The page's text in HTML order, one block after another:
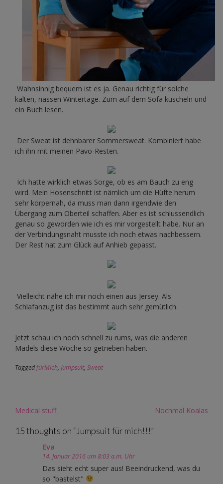
Wahnsinnig bequem ist es ja. Genau richtig für solche
kalten, nassen Wintertage. Zum auf dem Sofa kuscheln und
ein Buch lesen.
Der Sweat ist dehnbarer Sommersweat. Kombiniert habe
ich ihn mit meinen Pavo-Resten.
Ich hatte wirklich etwas Sorge, ob es am Bauch zu eng
wird. Mein Hosenschnitt ist nämlich um die Hüfte herum
sehr körpernah, da muss man dann irgendwie den
Übergang zum Oberteil schaffen. Aber es ist schlussendlich
genau so geworden wie ich es mir vorgestellt habe. Nur an
der Verbindungsnaht musste ich noch etwas nachbessern.
Der Rest hat zum Glück auf Anhieb gepasst.
Vielleicht nähe ich mir noch einen aus Jersey. Als
Schlafanzug ist das bestimmt auch sehr gemütlich.
Jetzt schau ich noch schnell zu rums, was die anderen
Mädels diese Woche so getrieben haben.
TaggedfürMich, Jumpsuit, Sweat
Post
Medical stuff Nochmal Koalas
15 thoughts on “ Jumpsuit für mich!!!”
Eva
14. Januar 2016 um 8:03 a.m. Uhr
Das sieht echt super aus! Beeindruckend, was du
so "bastelst"